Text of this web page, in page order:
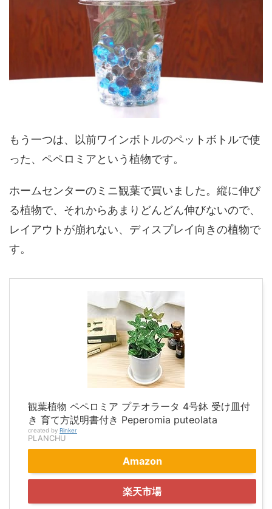
もう一つは、以前ワインボトルのペットボトルで使
った、ペペロミアという植物です。
ホームセンターのミニ観葉で買いました。縦に伸び
る植物で、それからあまりどんどん伸びないので、
レイアウトが崩れない、ディスプレイ向きの植物で
す。
観葉植物 ペペロミア プテオラータ 4号鉢 受け皿付
き 育て方説明書付き Peperomia puteolata
created by Rinker
PLANCHU
Amazon
楽天市場